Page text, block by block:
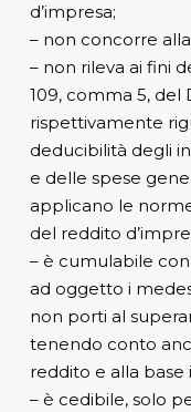
d’impresa;
– non concorre
– non rileva ai fini
109, comma 5, del
rispettivamente
deducibilità degli
e delle spese
applicano le
del reddito
– è cumulabile
ad oggetto i
non porti al
tenendo conto
reddito e alla base
– è cedibile, solo